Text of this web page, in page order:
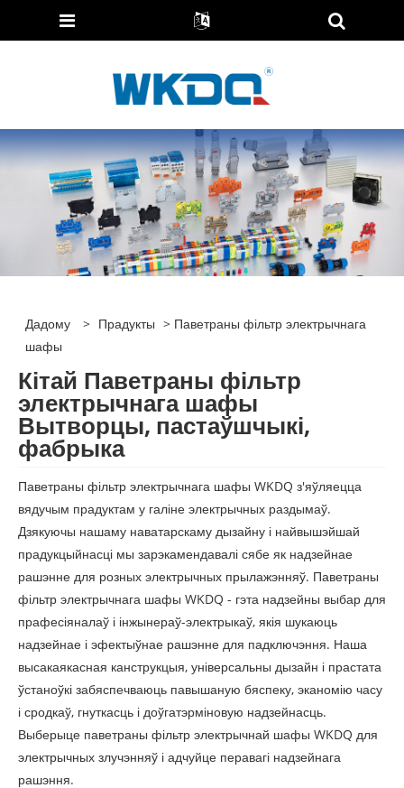
Дадому > Прадукты > Паветраны фільтр электрычнага
шафы
Кітай Паветраны фільтр
электрычнага шафы
Вытворцы, пастаўшчыкі,
фабрыка
Паветраны фільтр электрычнага шафы WKDQ з'яўляецца
вядучым прадуктам у галіне электрычных раздымаў.
Дзякуючы нашаму наватарскаму дызайну і найвышэйшай
прадукцыйнасці мы зарэкамендавалі сябе як надзейнае
рашэнне для розных электрычных прылажэнняў. Паветраны
фільтр электрычнага шафы WKDQ - гэта надзейны выбар для
прафесіяналаў і інжынераў-электрыкаў, якія шукаюць
надзейнае і эфектыўнае рашэнне для падключэння. Наша
высакаякасная канструкцыя, універсальны дызайн і прастата
ўстаноўкі забяспечваюць павышаную бяспеку, эканомію часу
і сродкаў, гнуткасць і доўгатэрміновую надзейнасць.
Выберыце паветраны фільтр электрычнай шафы WKDQ для
электрычных злучэнняў і адчуйце перавагі надзейнага
рашэння.